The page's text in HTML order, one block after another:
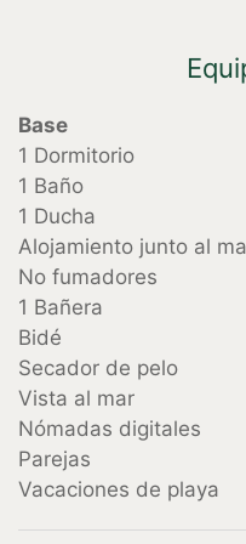
Base
1 Dormitorio
1 Baño
1 Ducha
Alojamiento junto al
No fumadores
1 Bañera
Bidé
Secador de pelo
Vista al mar
Nómadas digitales
Parejas
Vacaciones de playa